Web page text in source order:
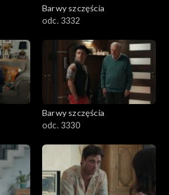
Barwy szczęścia
odc. 3332
Barwy szczęścia
odc. 3330